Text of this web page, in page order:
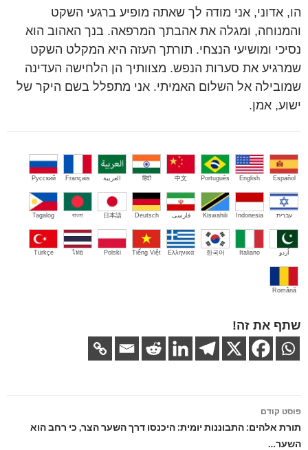
הו, אדוני, אני מודה לך שאתה מופיע ברגעי השקט
והמנוחה, ומגלה את אהבתך המרפאה. בנך האהוב הוא
נסיכי ומושיעי הנצחי. תורתך העזה היא המקלט השקט
שמרגיע את סערות הנפש. מצוותיך הן הלחישה העדינה
שמובילה אל השלום האמיתי. אני מתפלל בשם היקר של
ישוע, אמן.
Español
English
Português
中文
हिंदी العربية Français
Русский
עברית Indonesia
Kiswahili فارسی Deutsch
日本語
বাংলা
Tagalog
اُردو Italiano
한국어
Ελληνικά
Tiếng Việt
Polski
ไทย
Türkçe
Română
שתף את זה!
ניווט
בפוסטים
פוסט קודם
תורת אלהים: התבוננות יומית: היכנסו דרך השער הצר, כי רחב הוא
השער…